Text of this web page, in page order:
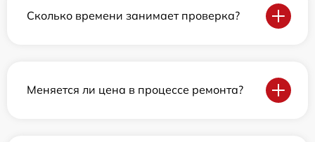
Сколько времени занимает проверка?
Меняется ли цена в процессе ремонта?